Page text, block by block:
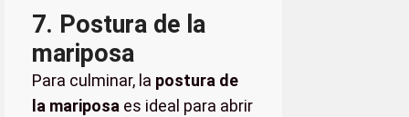
7. Postura de la
mariposa
Para culminar, la postura de
la mariposa es ideal para abrir